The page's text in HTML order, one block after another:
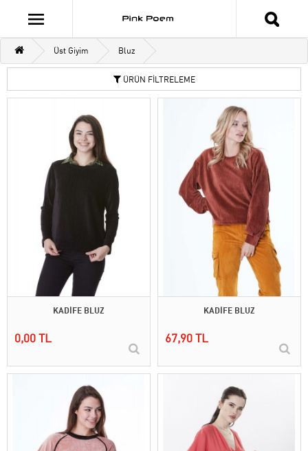
Üst Giyim Bluz
ÜRÜN FİLTRELEME
KADİFE BLUZ
0,00 TL
KADİFE BLUZ
67,90 TL